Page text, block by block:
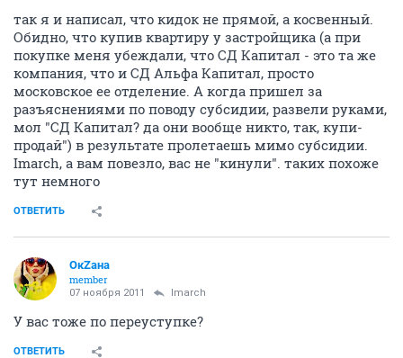
так я и написал, что кидок не прямой, а косвенный.
Обидно, что купив квартиру у застройщика (а при
покупке меня убеждали, что СД Капитал - это та же
компания, что и СД Альфа Капитал, просто
московское ее отделение. А когда пришел за
разъяснениями по поводу субсидии, развели руками,
мол "СД Капитал? да они вообще никто, так, купи-
продай") в результате пролетаешь мимо субсидии.
Imarch, а вам повезло, вас не "кинули". таких похоже
тут немного
ОТВЕТИТЬ
ОкZана
member
07 ноября 2011 lmarch
У вас тоже по переуступке?
ОТВЕТИТЬ